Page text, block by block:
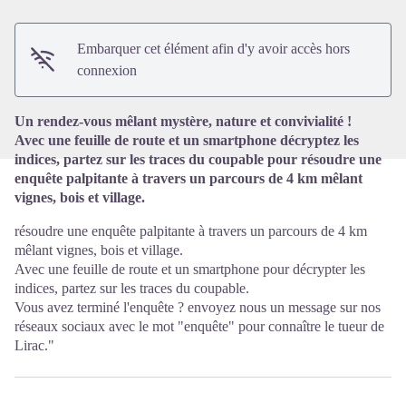
Embarquer cet élément afin d'y avoir accès hors
connexion
Un rendez-vous mêlant mystère, nature et convivialité !
Avec une feuille de route et un smartphone décryptez les
indices, partez sur les traces du coupable pour résoudre une
enquête palpitante à travers un parcours de 4 km mêlant
vignes, bois et village.
résoudre une enquête palpitante à travers un parcours de 4 km
mêlant vignes, bois et village.
Avec une feuille de route et un smartphone pour décrypter les
indices, partez sur les traces du coupable.
Vous avez terminé l'enquête ? envoyez nous un message sur nos
réseaux sociaux avec le mot "enquête" pour connaître le tueur de
Lirac."